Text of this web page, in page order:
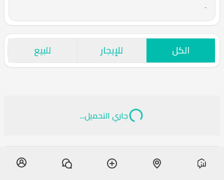
-
الكل للإيجار للبيع
جاري التحميل...